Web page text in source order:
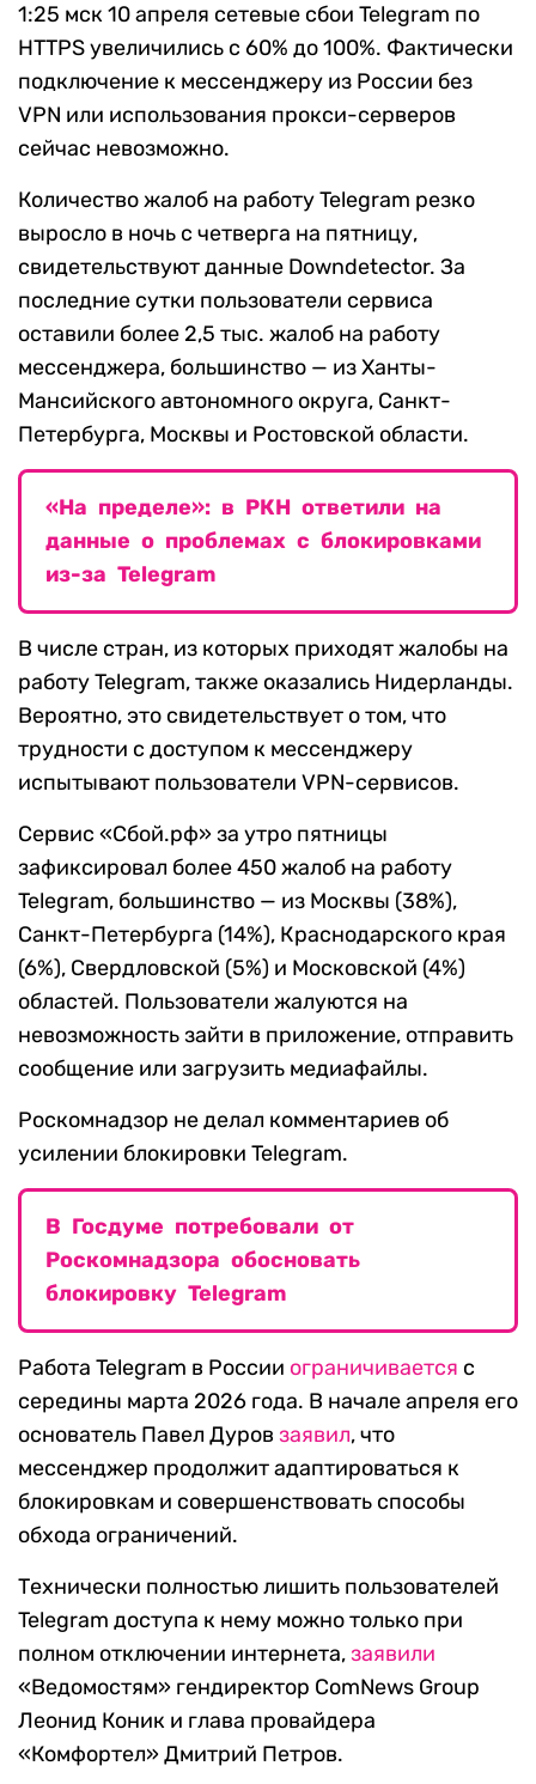
1:25 мск 10 апреля сетевые сбои Telegram по
HTTPS увеличились с 60% до 100%. Фактически
подключение к мессенджеру из России без
VPN или использования прокси-серверов
сейчас невозможно.
Количество жалоб на работу Telegram резко
выросло в ночь с четверга на пятницу,
свидетельствуют данные Downdetector. За
последние сутки пользователи сервиса
оставили более 2,5 тыс. жалоб на работу
мессенджера, большинство — из Ханты-
Мансийского автономного округа, Санкт-
Петербурга, Москвы и Ростовской области.
«На пределе»: в РКН ответили на
данные о проблемах с блокировками
из-за Telegram
В числе стран, из которых приходят жалобы на
работу Telegram, также оказались Нидерланды.
Вероятно, это свидетельствует о том, что
трудности с доступом к мессенджеру
испытывают пользователи VPN-сервисов.
Сервис «Сбой.рф» за утро пятницы
зафиксировал более 450 жалоб на работу
Telegram, большинство — из Москвы (38%),
Санкт-Петербурга (14%), Краснодарского края
(6%), Свердловской (5%) и Московской (4%)
областей. Пользователи жалуются на
невозможность зайти в приложение, отправить
сообщение или загрузить медиафайлы.
Роскомнадзор не делал комментариев об
усилении блокировки Telegram.
В Госдуме потребовали от
Роскомнадзора обосновать
блокировку Telegram
Работа Telegram в России ограничивается с
середины марта 2026 года. В начале апреля его
основатель Павел Дуров заявил, что
мессенджер продолжит адаптироваться к
блокировкам и совершенствовать способы
обхода ограничений.
Технически полностью лишить пользователей
Telegram доступа к нему можно только при
полном отключении интернета,заявили
«Ведомостям» гендиректор ComNews Group
Леонид Коник и глава провайдера
«Комфортел» Дмитрий Петров.